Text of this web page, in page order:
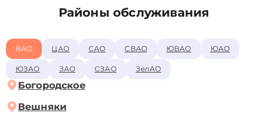
Районы обслуживания
ВАО ЦАО САО СВАО ЮВАО ЮАО
ЮЗАО ЗАО СЗАО ЗелАО
Богородское
Вешняки